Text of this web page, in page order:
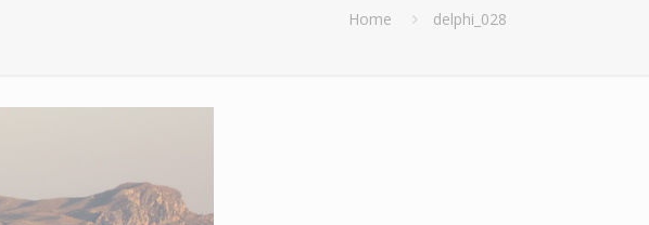
Home delphi_028